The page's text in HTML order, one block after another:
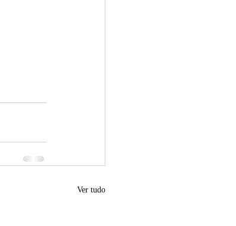
Ver tudo